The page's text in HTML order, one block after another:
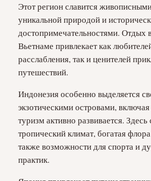
Этот регион славится
уникальной природой и
достопримечательностями. Отдых
Вьетнаме привлекает как
расслабления, так и ценителей
путешествий.
Индонезия особенно выделяется
экзотическими островами, включая
туризм активно развивается.
тропический климат, богатая
также возможности для спорта и
практик.